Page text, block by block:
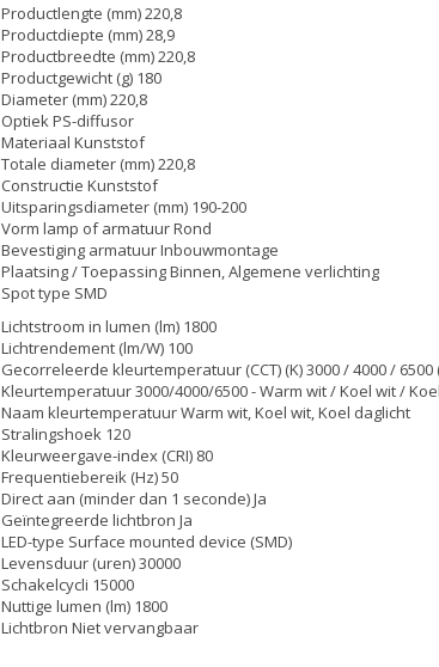
Productlengte (mm) 220,8
Productdiepte (mm) 28,9
Productbreedte (mm) 220,8
Productgewicht (g) 180
Diameter (mm) 220,8
Optiek PS-diffusor
Materiaal Kunststof
Totale diameter (mm) 220,8
Constructie Kunststof
Uitsparingsdiameter (mm) 190-200
Vorm lamp of armatuur Rond
Bevestiging armatuur Inbouwmontage
Plaatsing / Toepassing Binnen, Algemene verlichting
Spot type SMD
Lichtstroom in lumen (lm) 1800
Lichtrendement (lm/W) 100
Gecorreleerde kleurtemperatuur (CCT) (K) 3000 / 4000 / 6500
Kleurtemperatuur 3000/4000/6500 - Warm wit / Koel wit /
Naam kleurtemperatuur Warm wit, Koel wit, Koel daglicht
Stralingshoek 120
Kleurweergave-index (CRI) 80
Frequentiebereik (Hz) 50
Direct aan (minder dan 1 seconde) Ja
Geïntegreerde lichtbron Ja
LED-type Surface mounted device (SMD)
Levensduur (uren) 30000
Schakelcycli 15000
Nuttige lumen (lm) 1800
Lichtbron Niet vervangbaar